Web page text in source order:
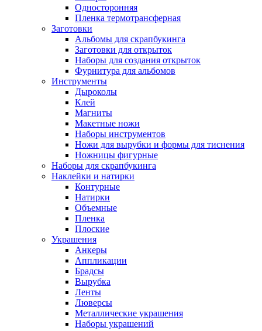
Односторонняя
Пленка термотрансферная
Заготовки
Альбомы для скрапбукинга
Заготовки для открыток
Наборы для создания открыток
Фурнитура для альбомов
Инструменты
Дыроколы
Клей
Магниты
Макетные ножи
Наборы инструментов
Ножи для вырубки и формы для тиснения
Ножницы фигурные
Наборы для скрапбукинга
Наклейки и натирки
Контурные
Натирки
Объемные
Пленка
Плоские
Украшения
Анкеры
Аппликации
Брадсы
Вырубка
Ленты
Люверсы
Металлические украшения
Наборы украшений